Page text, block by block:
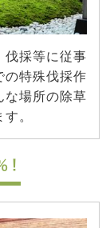
伐採等に従事
の特殊伐採作
な場所の除草
。